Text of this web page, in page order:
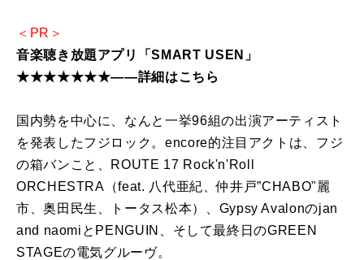
＜PR＞
音楽聴き放題アプリ「SMART USEN」
★★★★★★★――詳細はこちら
国内勢を中心に、なんと一挙96組の出演アーティスト
を発表したフジロック。encore的注目アクトは、フジ
の箱バンこと、ROUTE 17 Rock'n'Roll
ORCHESTRA（feat. 八代亜紀、仲井戸”CHABO"麗
市、奥田民生、トータス松本）、Gypsy Avalonのjan
and naomiとPENGUIN、そして最終日のGREEN
STAGEの電気グルーヴ。